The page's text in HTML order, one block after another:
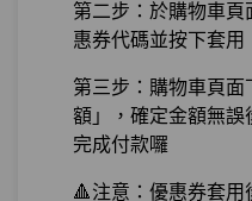
第二步：於購物車
惠券代碼並按下套用
第三步：購物車頁
額」，確定金額無誤
完成付款囉
🔺注意：優惠券套